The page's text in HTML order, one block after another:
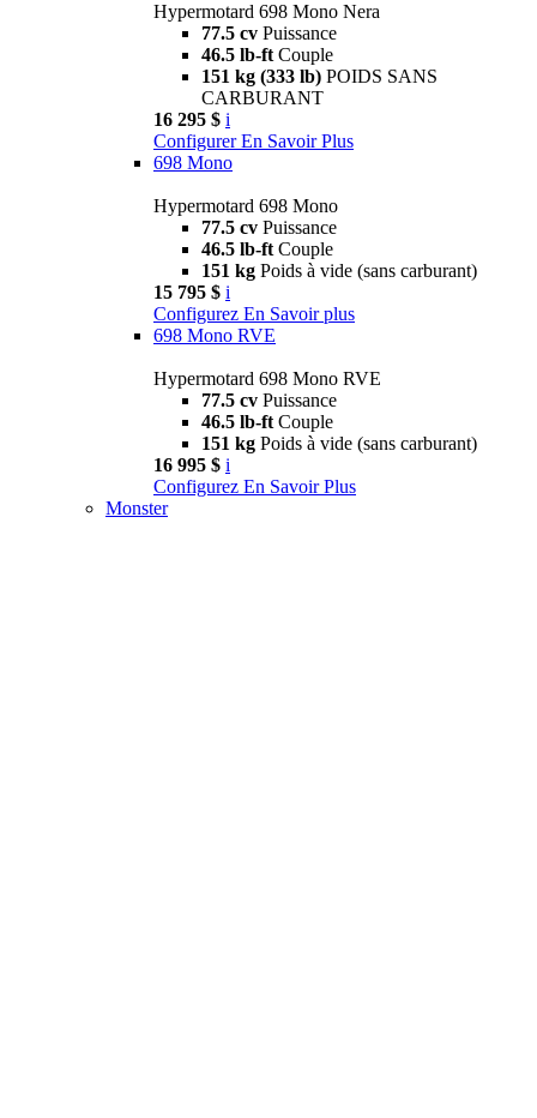
Hypermotard 698 Mono Nera
77.5 cv Puissance
46.5 lb-ft Couple
151 kg (333 lb) POIDS SANS
CARBURANT
16 295 $ i
Configurer En Savoir Plus
698 Mono
Hypermotard 698 Mono
77.5 cv Puissance
46.5 lb-ft Couple
151 kg Poids à vide (sans carburant)
15 795 $ i
Configurez En Savoir plus
698 Mono RVE
Hypermotard 698 Mono RVE
77.5 cv Puissance
46.5 lb-ft Couple
151 kg Poids à vide (sans carburant)
16 995 $ i
Configurez En Savoir Plus
Monster